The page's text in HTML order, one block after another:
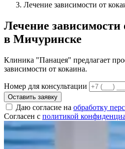
Лечение зависимости от
Лечение зависимости
в Мичуринске
Клиника "Панацея" предлагает
зависимости от кокаина.
Номер для консультации
Оставить заявку
Даю согласие на обработку
Согласен с политикой